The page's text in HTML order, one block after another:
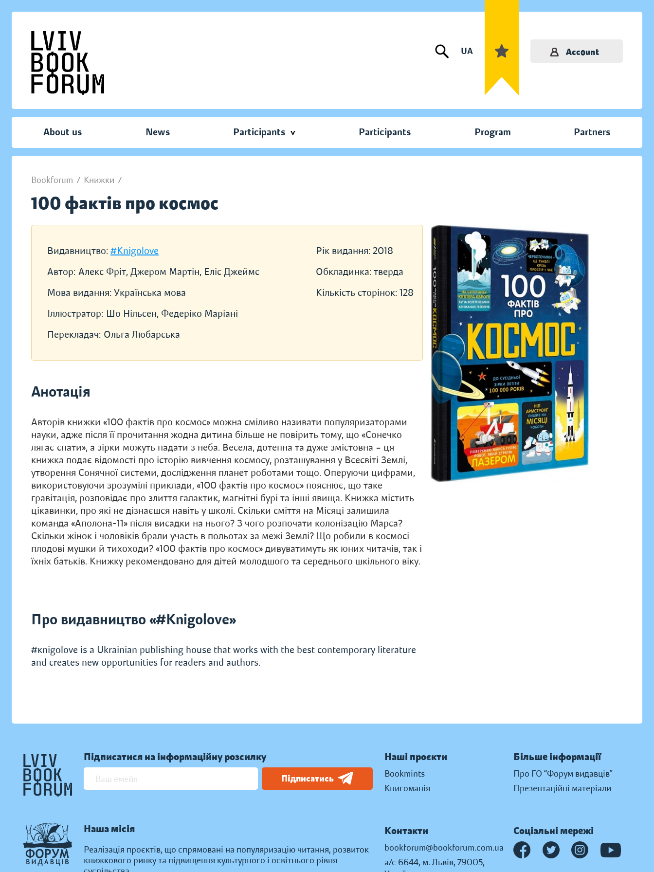
UA Account
About us News Participants Participants Program Partners
Bookforum / Книжки /
100 фактів про космос
Видавництво: #Knigolove
Автор: Алекс Фріт, Джером Мартін, Еліс Джеймс
Мова видання: Українська мова
Іллюстратор: Шо Нільсен, Федеріко Маріані
Перекладач: Ольга Любарська
Рік видання: 2018
Обкладинка: тверда
Кількість сторінок: 128
Анотація
Авторів книжки «100 фактів про космос» можна сміливо називати популяризаторами
науки, адже після її прочитання жодна дитина більше не повірить тому, що «Сонечко
лягає спати», а зірки можуть падати з неба. Весела, дотепна та дуже змістовна – ця
книжка подає відомості про історію вивчення космосу, розташування у Всесвіті Землі,
утворення Сонячної системи, дослідження планет роботами тощо. Оперуючи цифрами,
використовуючи зрозумілі приклади, «100 фактів про космос» пояснює, що таке
гравітація, розповідає про злиття галактик, магнітні бурі та інші явища. Книжка містить
цікавинки, про які не дізнаєшся навіть у школі. Скільки сміття на Місяці залишила
команда «Аполона-11» після висадки на нього? З чого розпочати колонізацію Марса?
Скільки жінок і чоловіків брали участь в польотах за межі Землі? Що робили в космосі
плодові мушки й тихоходи? «100 фактів про космос» дивуватимуть як юних читачів, так і
їхніх батьків. Книжку рекомендовано для дітей молодшого та середнього шкільного віку.
Про видавництво «#Knigolove»
#кnigolove is a Ukrainian publishing house that works with the best contemporary literature
and creates new opportunities for readers and authors.
Підписатися на інформаційну розсилку
Підписатись
Наша місія
Реалізація проєктів, що спрямовані на популяризацію читання, розвиток
книжкового ринку та підвищення культурного і освітнього рівня
Наші проєкти
Bookmints
Книгоманія
Більше інформації
Про ГО “Форум видавців”
Презентаційні матеріали
Контакти
bookforum@bookforum.com.ua
а/с 6644, м. Львів, 79005,
Соціальні мережі